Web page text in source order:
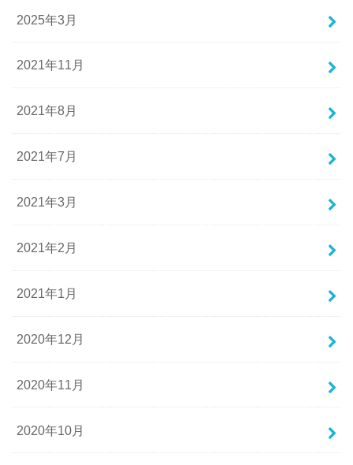
2025年3月
2021年11月
2021年8月
2021年7月
2021年3月
2021年2月
2021年1月
2020年12月
2020年11月
2020年10月